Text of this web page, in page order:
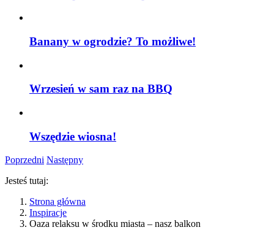
Banany w ogrodzie? To możliwe!
Wrzesień w sam raz na BBQ
Wszędzie wiosna!
Poprzedni Następny
Jesteś tutaj:
Strona główna
Inspiracje
Oaza relaksu w środku miasta – nasz balkon